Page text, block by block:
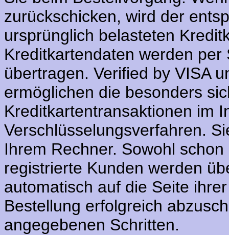
zurückschicken, wird der
ursprünglich belasteten
Kreditkartendaten werden
übertragen. Verified by VISA
ermöglichen die besonders
Kreditkartentransaktionen im
Verschlüsselungsverfahren.
Ihrem Rechner. Sowohl
registrierte Kunden werden
automatisch auf die Seite
Bestellung erfolgreich
angegebenen Schritten.